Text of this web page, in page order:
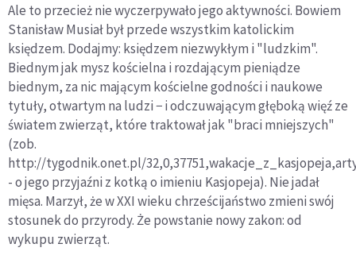
Ale to przecież nie wyczerpywało jego aktywności. Bowiem
Stanisław Musiał był przede wszystkim katolickim
księdzem. Dodajmy: księdzem niezwykłym i "ludzkim".
Biednym jak mysz kościelna i rozdającym pieniądze
biednym, za nic mającym kościelne godności i naukowe
tytuły, otwartym na ludzi − i odczuwającym głęboką więź ze
światem zwierząt, które traktował jak "braci mniejszych"
(zob.
http://tygodnik.onet.pl/
- o jego przyjaźni z kotką o imieniu Kasjopeja). Nie jadał
mięsa. Marzył, że w XXI wieku chrześcijaństwo zmieni swój
stosunek do przyrody. Że powstanie nowy zakon: od
wykupu zwierząt.